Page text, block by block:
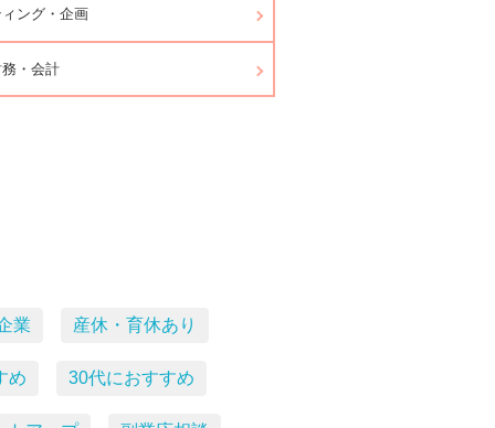
ング・企画
・会計
業 産休・育休あり
め 30代におすすめ